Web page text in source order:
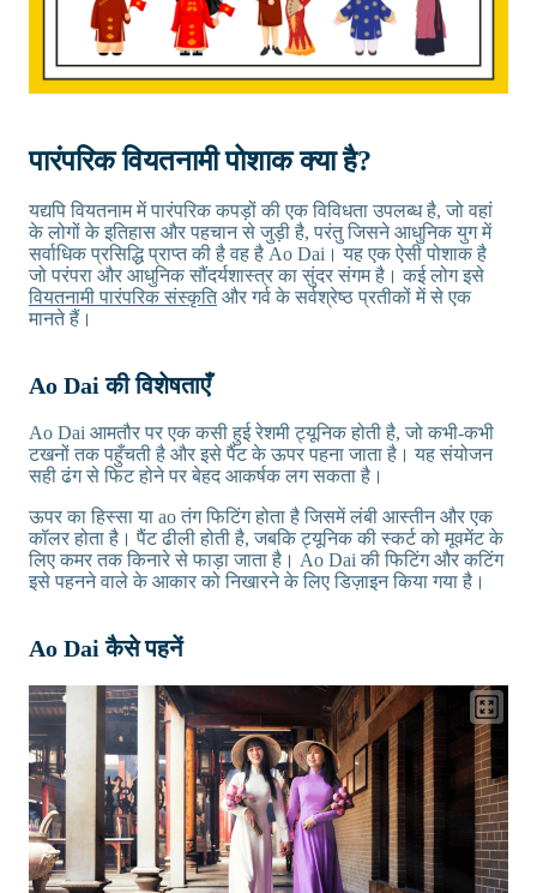
पारंपरिक वियतनामी पोशाक क्या है?
यद्यपि वियतनाम में पारंपरिक कपड़ों की एक विविधता उपलब्ध है, जो वहां
के लोगों के इतिहास और पहचान से जुड़ी है, परंतु जिसने आधुनिक युग में
सर्वाधिक प्रसिद्धि प्राप्त की है वह है Ao Dai। यह एक ऐसी पोशाक है
जो परंपरा और आधुनिक सौंदर्यशास्त्र का सुंदर संगम है। कई लोग इसे
वियतनामी पारंपरिक संस्कृतिऔर गर्व के सर्वश्रेष्ठ प्रतीकों में से एक
मानते हैं।
Ao Dai की विशेषताएँ
Ao Dai आमतौर पर एक कसी हुई रेशमी ट्यूनिक होती है, जो कभी-कभी
टखनों तक पहुँचती है और इसे पैंट के ऊपर पहना जाता है। यह संयोजन
सही ढंग से फिट होने पर बेहद आकर्षक लग सकता है।
ऊपर का हिस्सा या ao तंग फिटिंग होता है जिसमें लंबी आस्तीन और एक
कॉलर होता है। पैंट ढीली होती है, जबकि ट्यूनिक की स्कर्ट को मूवमेंट के
लिए कमर तक किनारे से फाड़ा जाता है। Ao Dai की फिटिंग और कटिंग
इसे पहनने वाले के आकार को निखारने के लिए डिज़ाइन किया गया है।
Ao Dai कैसे पहनें